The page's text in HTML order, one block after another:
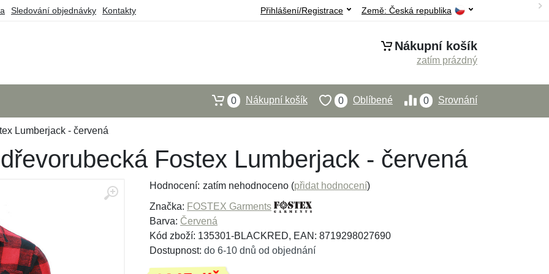
Sledování objednávky Kontakty Země: Česká republika
Přihlášení/Registrace
Nákupní košík
zatím prázdný
0 Srovnání
0 Oblíbené
0 Nákupní košík
Lumberjack - červená
Fostex Lumberjack - červená
Hodnocení: zatím nehodnoceno (přidat hodnocení)
Značka: FOSTEX Garments
Barva: Červená
Kód zboží: 135301-BLACKRED, EAN: 8719298027690
Dostupnost: do 6-10 dnů od objednání